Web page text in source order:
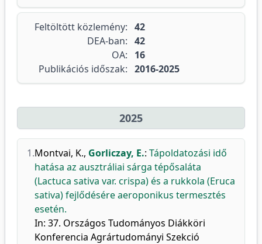
Feltöltött közlemény: 42
DEA-ban: 42
OA:
16
Publikációs időszak: 2016-2025
2025
1.Montvai, K., Gorliczay, E.: Tápoldatozási idő
hatása az ausztráliai sárga tépősaláta
(Lactuca sativa var. crispa) és a rukkola (Eruca
sativa) fejlődésére aeroponikus termesztés
esetén.
In: 37. Országos Tudományos Diákköri
Konferencia Agrártudományi Szekció